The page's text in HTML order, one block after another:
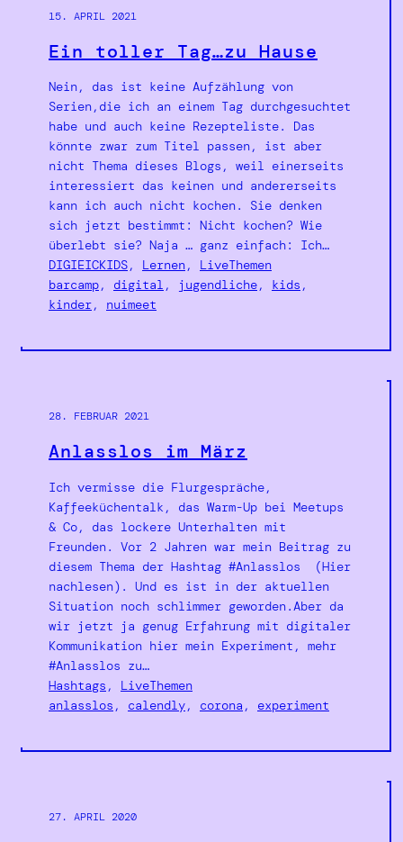
15. APRIL 2021
Ein toller Tag…zu Hause
Nein, das ist keine Aufzählung von
Serien,die ich an einem Tag durchgesuchtet
habe und auch keine Rezepteliste. Das
könnte zwar zum Titel passen, ist aber
nicht Thema dieses Blogs, weil einerseits
interessiert das keinen und andererseits
kann ich auch nicht kochen. Sie denken
sich jetzt bestimmt: Nicht kochen? Wie
überlebt sie? Naja … ganz einfach: Ich…
DIGIEICKIDS, Lernen, LiveThemen
barcamp, digital , jugendliche, kids
kinder, nuimeet
28. FEBRUAR 2021
Anlasslos im März
Ich vermisse die Flurgespräche,
Kaffeeküchentalk, das Warm-Up bei Meetups
& Co, das lockere Unterhalten mit
Freunden. Vor 2 Jahren war mein Beitrag zu
diesem Thema der Hashtag #Anlasslos (Hier
nachlesen). Und es ist in der aktuellen
Situation noch schlimmer geworden.Aber da
wir jetzt ja genug Erfahrung mit digitaler
Kommunikation hier mein Experiment, mehr
#Anlasslos zu…
Hashtags , LiveThemen
anlasslos , calendly, corona , experiment
27. APRIL 2020